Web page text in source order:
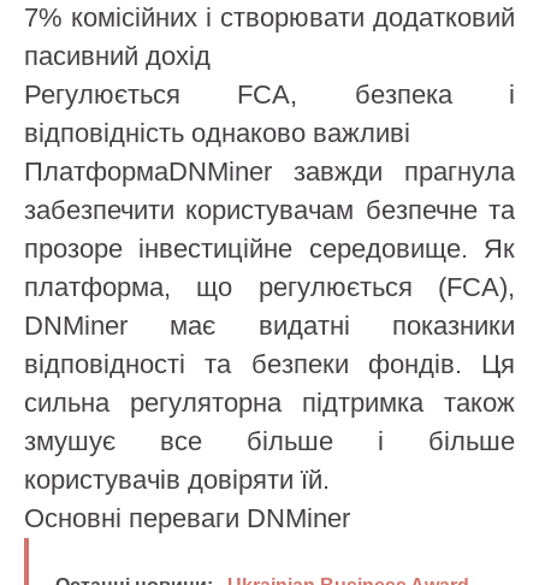
7% комісійних і створювати додатковий
пасивний дохід
Регулюється FCA, безпека і
відповідність однаково важливі
ПлатформаDNMiner завжди прагнула
забезпечити користувачам безпечне та
прозоре інвестиційне середовище. Як
платформа, що регулюється (FCA),
DNMiner має видатні показники
відповідності та безпеки фондів. Ця
сильна регуляторна підтримка також
змушує все більше і більше
користувачів довіряти їй.
Основні переваги DNMiner